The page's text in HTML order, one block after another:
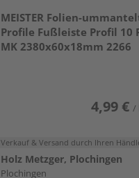
MEISTER Folien-
Profile Fußleiste Profil 10
MK 2380x60x18mm 2266
4,99 € /
Verkauf & Versand durch Ihren
Holz Metzger, Plochingen
Plochingen